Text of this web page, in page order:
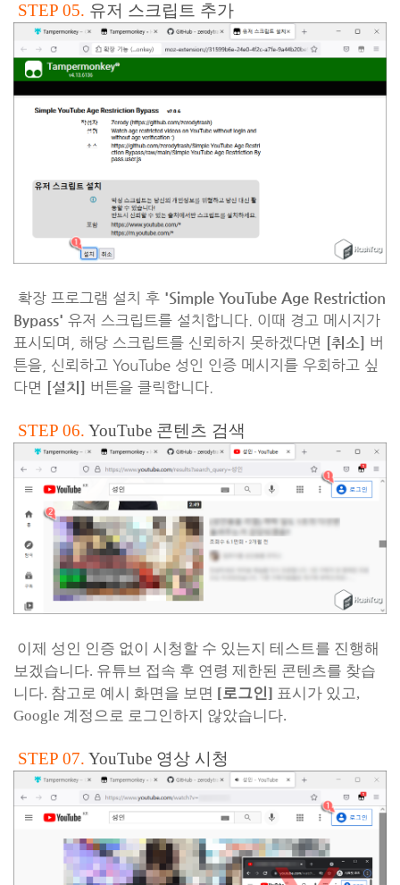
STEP 05. 유저 스크립트 추가
확장 프로그램 설치 후 'Simple YouTube Age Restriction
Bypass' 유저 스크립트를 설치합니다. 이때 경고 메시지가
표시되며, 해당 스크립트를 신뢰하지 못하겠다면 [취소] 버
튼을, 신뢰하고 YouTube 성인 인증 메시지를 우회하고 싶
다면 [설치] 버튼을 클릭합니다.
STEP 06. YouTube 콘텐츠 검색
이제 성인 인증 없이 시청할 수 있는지 테스트를 진행해
보겠습니다. 유튜브 접속 후 연령 제한된 콘텐츠를 찾습
니다. 참고로 예시 화면을 보면 [로그인] 표시가 있고,
Google 계정으로 로그인하지 않았습니다.
STEP 07. YouTube 영상 시청